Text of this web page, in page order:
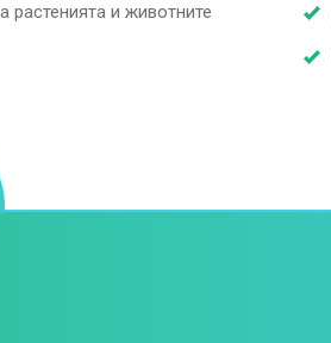
растенията и животните